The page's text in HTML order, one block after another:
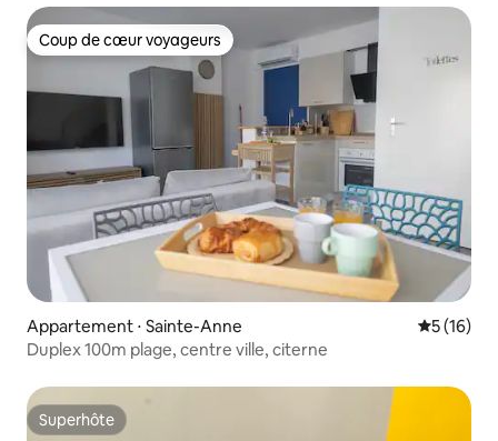
Coup de cœur voyageurs
Coup de cœur voyageurs
Appartement ⋅ Sainte-Anne
5 (16)
Duplex 100m plage, centre ville, citerne
Superhôte
Superhôte